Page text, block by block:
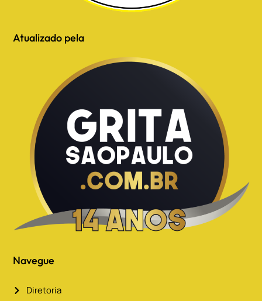
Atualizado pela
Navegue
Diretoria